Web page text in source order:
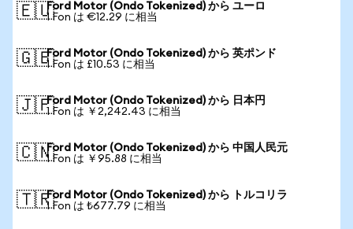
🇪🇺Ford Motor (Ondo Tokenized) から ユーロ
1 Fon は €12.29 に相当
🇬🇧Ford Motor (Ondo Tokenized) から 英ポンド
1 Fon は £10.53 に相当
🇯🇵Ford Motor (Ondo Tokenized) から 日本円
1 Fon は ￥2,242.43 に相当
🇨🇳Ford Motor (Ondo Tokenized) から 中国人民元
1 Fon は ￥95.88 に相当
🇹🇷Ford Motor (Ondo Tokenized) から トルコリラ
1 Fon は ₺677.79 に相当